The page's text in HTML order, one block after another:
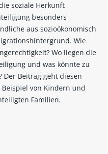
soziale Herkunft
besonders
aus sozioökonomisch
Wie
Wo liegen die
und was könnte zu
Der Beitrag geht diesen
von Kindern und
Familien.